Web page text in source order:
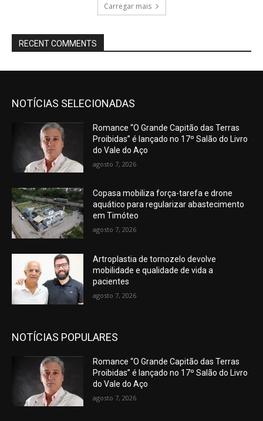
Carregar mais
RECENT COMMENTS
NOTÍCIAS SELECIONADAS
Romance “O Grande Capitão das Terras
Proibidas” é lançado no 17º Salão do Livro
do Vale do Aço
agosto 7, 2026
Copasa mobiliza força-tarefa e drone
aquático para regularizar abastecimento
em Timóteo
agosto 7, 2026
Artroplastia de tornozelo devolve
mobilidade e qualidade de vida a
pacientes
agosto 7, 2026
NOTÍCIAS POPULARES
Romance “O Grande Capitão das Terras
Proibidas” é lançado no 17º Salão do Livro
do Vale do Aço
agosto 7, 2026